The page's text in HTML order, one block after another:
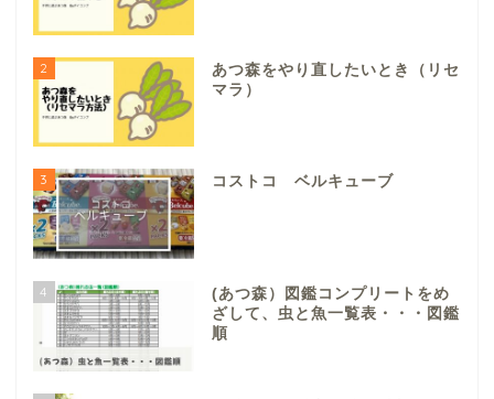
2
あつ森をやり直したいとき（リセ
マラ）
3 コストコ ベルキューブ
4
(あつ森）図鑑コンプリートをめ
ざして、虫と魚一覧表・・・図鑑
順